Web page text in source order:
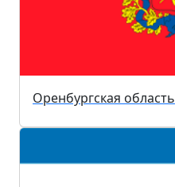
Оренбургская область